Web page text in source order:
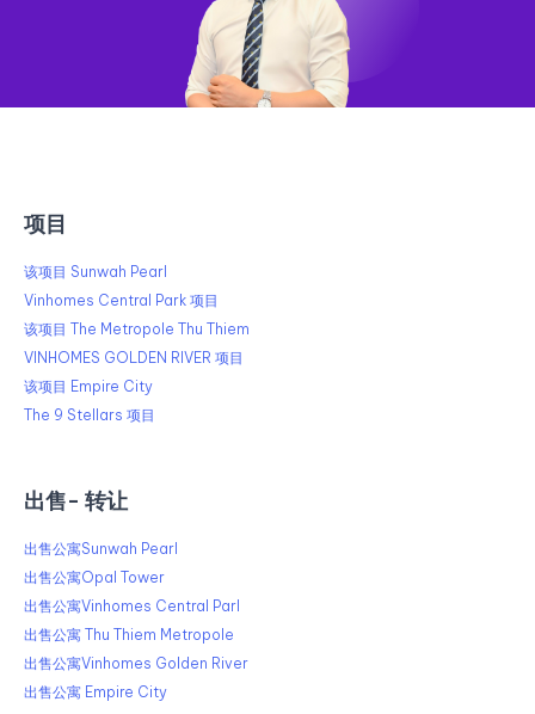
项目
该项目 Sunwah Pearl
Vinhomes Central Park 项目
该项目 The Metropole Thu Thiem
VINHOMES GOLDEN RIVER 项目
该项目 Empire City
The 9 Stellars 项目
出售​​- 转让
出售公寓Sunwah Pearl
出售公寓Opal Tower
出售公寓Vinhomes Central Parl
出售公寓 Thu Thiem Metropole
出售公寓Vinhomes Golden River
出售公寓 Empire City